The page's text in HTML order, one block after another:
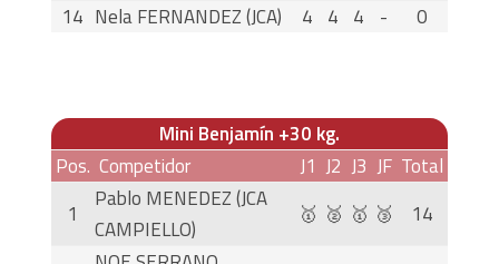
14 Nela FERNANDEZ (JCA) 4 4 4 - 0
Mini Benjamín +30 kg.
Pos. Competidor J1 J2 J3 JF Total
1
Pablo MENEDEZ (JCA
CAMPIELLO)
🥇 🥈 🥇 🥉 14